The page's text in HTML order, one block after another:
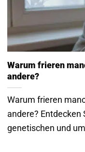
Warum frieren
andere?
Warum frieren
andere? Entdecken
genetischen und